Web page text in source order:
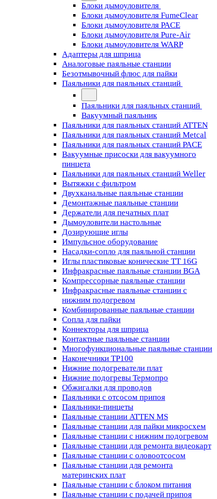
Блоки дымоуловителя
Блоки дымоуловителя FumeClear
Блоки дымоуловителя PACE
Блоки дымоуловителя Pure-Air
Блоки дымоуловителя WARP
Адаптеры для шприца
Аналоговые паяльные станции
Безотмывочный флюс для пайки
Паяльники для паяльных станций
Паяльники для паяльных станций
Вакуумный паяльник
Паяльники для паяльных станций ATTEN
Паяльники для паяльных станций Metcal
Паяльники для паяльных станций PACE
Вакуумные присоски для вакуумного
пинцета
Паяльники для паяльных станций Weller
Вытяжки с фильтром
Двухканальные паяльные станции
Демонтажные паяльные станции
Держатели для печатных плат
Дымоуловители настольные
Дозирующие иглы
Импульсное оборудование
Насадки-сопло для паяльной станции
Иглы пластиковые конические TT 16G
Инфракрасные паяльные станции BGA
Компрессорные паяльные станции
Инфракрасные паяльные станции с
нижним подогревом
Комбинированные паяльные станции
Сопла для пайки
Коннекторы для шприца
Контактные паяльные станции
Многофункциональные паяльные станции
Наконечники TP100
Нижние подогреватели плат
Нижние подогревы Термопро
Обжигалки для проводов
Паяльники с отсосом припоя
Паяльники-пинцеты
Паяльные станции ATTEN MS
Паяльные станции для пайки микросхем
Паяльные станции с нижним подогревом
Паяльные станции для ремонта видеокарт
Паяльные станции с оловоотсосом
Паяльные станции для ремонта
материнских плат
Паяльные станции с блоком питания
Паяльные станции с подачей припоя